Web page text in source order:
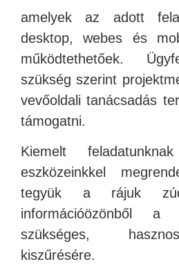
amelyek az adott
desktop, webes és
működtethetőek.
szükség szerint
vevőoldali tanácsadás
támogatni.
Kiemelt
eszközeinkkel
tegyük a rájuk
információözönből a
szükséges,
kiszűrésére.